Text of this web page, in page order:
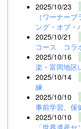
2025/10/23
（ワーナー
ング・オブ・
2025/10/21
コース コラ
2025/10/16
楽・富岡地区
2025/10/14
練
2025/10/10
事前学習、保
2025/10/10
「世界遺産